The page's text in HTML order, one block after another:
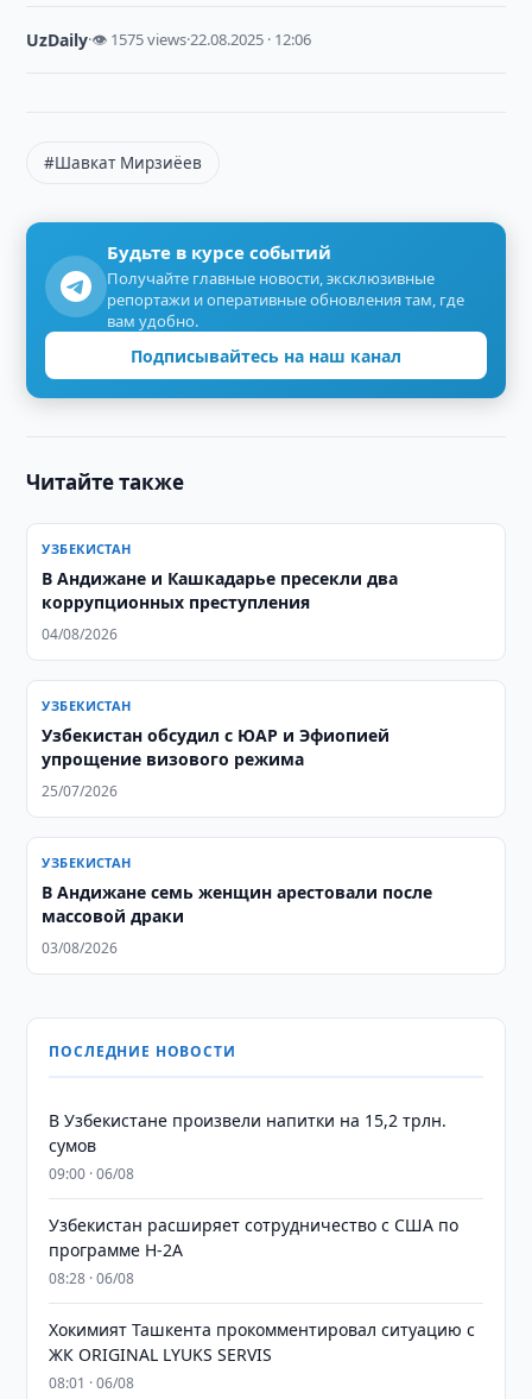
UzDaily·👁 1575 views·22.08.2025 · 12:06
#Шавкат Мирзиёев
Будьте в курсе событий
Получайте главные новости, эксклюзивные
репортажи и оперативные обновления там, где
вам удобно.
Подписывайтесь на наш канал
Читайте также
УЗБЕКИСТАН
В Андижане и Кашкадарье пресекли два
коррупционных преступления
04/08/2026
УЗБЕКИСТАН
Узбекистан обсудил с ЮАР и Эфиопией
упрощение визового режима
25/07/2026
УЗБЕКИСТАН
В Андижане семь женщин арестовали после
массовой драки
03/08/2026
ПОСЛЕДНИЕ НОВОСТИ
В Узбекистане произвели напитки на 15,2 трлн.
сумов
09:00 · 06/08
Узбекистан расширяет сотрудничество с США по
программе H-2A
08:28 · 06/08
Хокимият Ташкента прокомментировал ситуацию с
ЖК ORIGINAL LYUKS SERVIS
08:01 · 06/08